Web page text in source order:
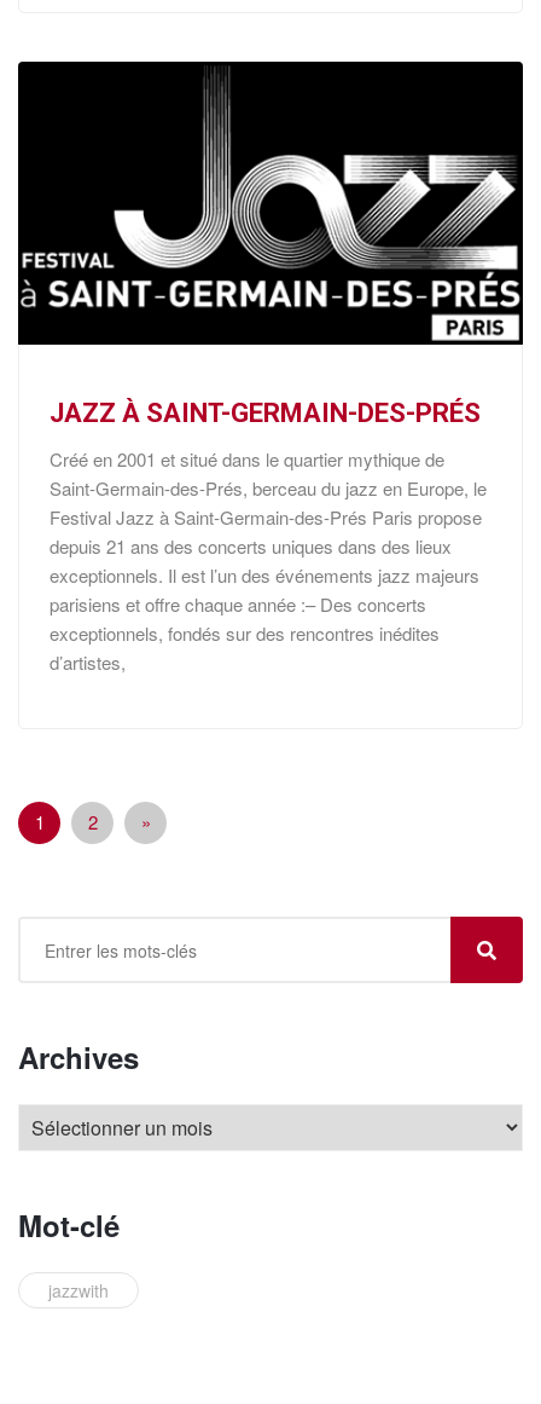
JAZZ À SAINT-GERMAIN-DES-PRÉS
Créé en 2001 et situé dans le quartier mythique de
Saint-Germain-des-Prés, berceau du jazz en Europe, le
Festival Jazz à Saint-Germain-des-Prés Paris propose
depuis 21 ans des concerts uniques dans des lieux
exceptionnels. Il est l’un des événements jazz majeurs
parisiens et offre chaque année :– Des concerts
exceptionnels, fondés sur des rencontres inédites
d’artistes,
1 2 »
Archives
Mot-clé
jazzwith